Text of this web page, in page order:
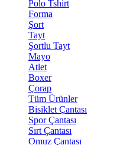
Polo Tshirt
Forma
Şort
Tayt
Şortlu Tayt
Mayo
Atlet
Boxer
Çorap
Tüm Ürünler
Bisiklet Çantası
Spor Çantası
Sırt Çantası
Omuz Çantası